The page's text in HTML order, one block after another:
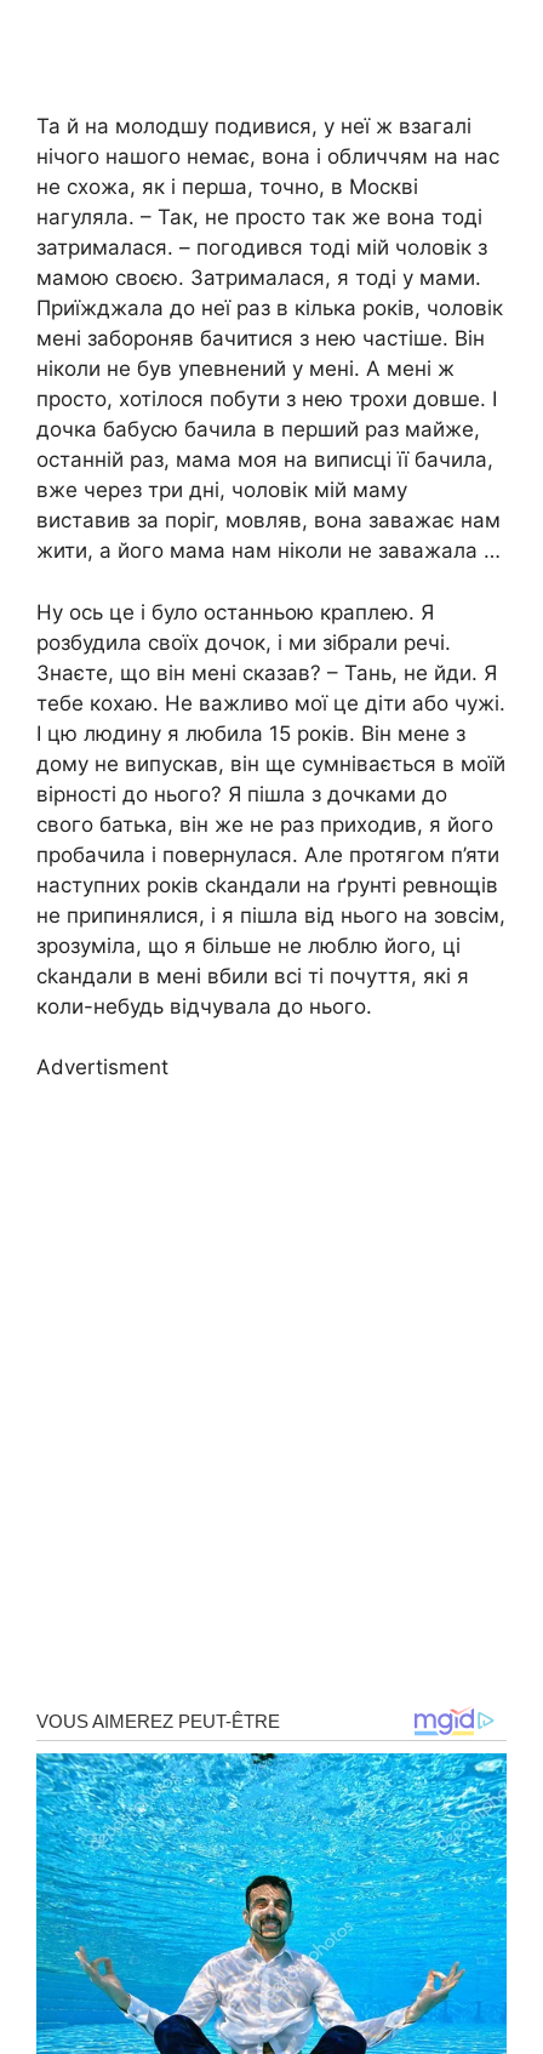
Та й на молодшу подивися, у неї ж взагалі
нічого нашого немає, вона і обличчям на нас
не схожа, як і перша, точно, в Москві
нагуляла. – Так, не просто так же вона тоді
затрималася. – погодився тоді мій чоловік з
мамою своєю. Затрималася, я тоді у мами.
Приїжджала до неї раз в кілька років, чоловік
мені забороняв бачитися з нею частіше. Він
ніколи не був упевнений у мені. А мені ж
просто, хотілося побути з нею трохи довше. І
дочка бабусю бачила в перший раз майже,
останній раз, мама моя на виписці її бачила,
вже через три дні, чоловік мій маму
виставив за поріг, мовляв, вона заважає нам
жити, а його мама нам ніколи не заважала …
Ну ось це і було останньою краплею. Я
розбудила своїх дочок, і ми зібрали речі.
Знаєте, що він мені сказав? – Тань, не йди. Я
тебе кохаю. Не важливо мої це діти або чужі.
І цю людину я любила 15 років. Він мене з
дому не випускав, він ще сумнівається в моїй
вірності до нього? Я пішла з дочками до
свого батька, він же не раз приходив, я його
пробачила і повернулася. Але протягом п’яти
наступних років сkандали на ґрунті ревнощів
не припинялися, і я пішла від нього на зовсім,
зрозуміла, що я більше не люблю його, ці
сkандали в мені вбили всі ті почуття, які я
коли-небудь відчувала до нього.
Advertisment